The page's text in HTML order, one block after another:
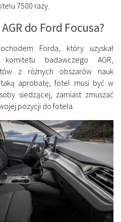
7500 razy.
do Ford Focusa?
Forda, który uzyskał
komitetu badawczego AGR,
z różnych obszarów nauk
aprobatę, fotel musi być w
siedzącej, zamiast zmuszać
pozycji do fotela.